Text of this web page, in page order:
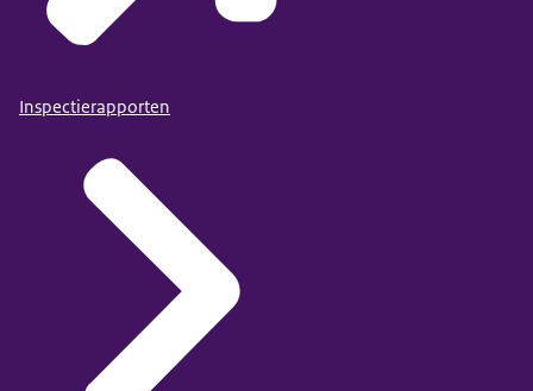
Inspectierapporten